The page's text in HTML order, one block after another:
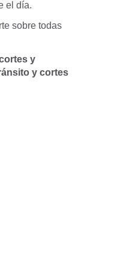
el día.
sobre todas
y
y cortes